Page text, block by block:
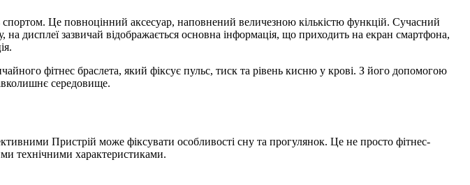
Це повноцінний аксесуар, наповнений величезною кількістю функцій. Сучасний
дисплеї зазвичай відображається основна інформація, що приходить на екран смартфона,
фітнес браслета, який фіксує пульс, тиск та рівень кисню у крові. З його допомогою
середовище.
Пристрій може фіксувати особливості сну та прогулянок. Це не просто фітнес-
технічними характеристиками.